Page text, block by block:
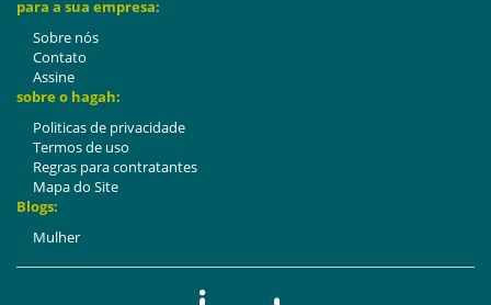
para a sua empresa:
Sobre nós
Contato
Assine
sobre o hagah:
Politicas de privacidade
Termos de uso
Regras para contratantes
Mapa do Site
Blogs:
Mulher